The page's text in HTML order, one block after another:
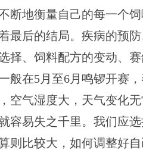
断地衡量自己的每一个
最后的结局。疾病的预
择、饲料配方的变动、
般在5月至6月鸣锣开赛
空气湿度大，天气变化
容易失之千里。我们应
则比较大，如何调整好自